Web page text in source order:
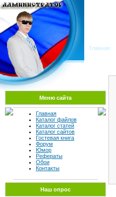
Главная
Меню сайта
Главная
Каталог файлов
Каталог статей
Каталог сайтов
Гостевая книга
Форум
Юмор
Рефераты
Обои
Контакты
Наш опрос